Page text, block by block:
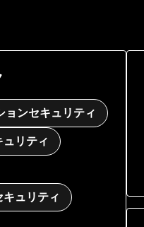
ョンセキュリティ
リティ
ュリティ